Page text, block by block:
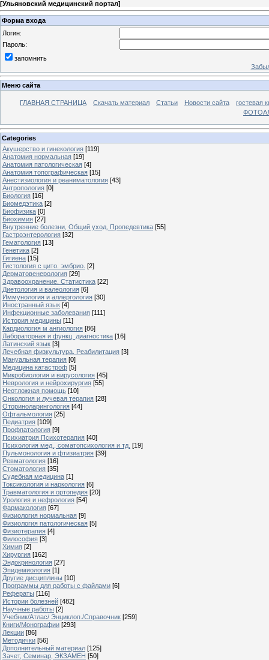
[Ульяновский медицинский портал]
Форма входа
Логин:
Пароль:
запомнить
Меню сайта
ГЛАВНАЯ СТРАНИЦА Скачать материал Статьи Новости сайта
гостевая
Categories
Акушерство и гинекология [119]
Анатомия нормальная [19]
Анатомия патологическая [4]
Анатомия топографическая [15]
Анестизиология и реаниматология [43]
Антропология [0]
Биология [16]
Биомедэтика [2]
Биофизика [0]
Биохимия [27]
Внутренние болезни, Общий уход, Пропедевтика [55]
Гастроэнтерология [32]
Гематология [13]
Генетика [2]
Гигиена [15]
Гистология с цито. эмбрио. [2]
Дерматовенерология [29]
Здравоохранение. Статистика [22]
Диетология и валеология [6]
Иммунология и аллергология [30]
Иностранный язык [4]
Инфекционные заболевания [111]
История медицины [11]
Кардиология м ангиология [86]
Лабораторная и функц. диагностика [16]
Латинский язык [3]
Лечебная физкультура. Реабилитация [3]
Мануальная терапия [0]
Медицина катастроф [5]
Микробиология и вирусология [45]
Неврология и нейрохирургия [55]
Неотложная помощь [10]
Онкология и лучевая терапия [28]
Оториноларингология [44]
Офтальмология [25]
Педиатрия [109]
Профпатология [9]
Психиатрия Психотерапия [40]
Психология мед., соматопсихология и тд. [19]
Пульмонология и фтизиатрия [39]
Ревматология [16]
Стоматология [35]
Судебная медицина [1]
Токсикология и наркология [6]
Травматология и ортопедия [20]
Урология и нефрология [54]
Фармакология [67]
Физиология нормальная [9]
Физиология патологическая [5]
Физиотерапия [4]
Философия [3]
Химия [2]
Хирургия [162]
Эндокринология [27]
Эпидемиология [1]
Другие дисциплины [10]
Программы для работы с файлами [6]
Рефераты [116]
Истории болезней [482]
Научные работы [2]
Учебник/Атлас/ Энциклоп./Справочник [259]
Книги/Монографии [293]
Лекции [86]
Методички [56]
Дополнительный материал [125]
Зачет, Семинар, ЭКЗАМЕН [50]